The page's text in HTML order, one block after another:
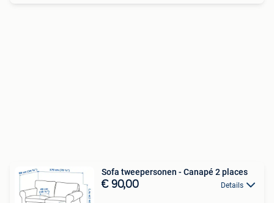
Sofa tweepersonen - Canapé 2 places
€ 90,00 Details